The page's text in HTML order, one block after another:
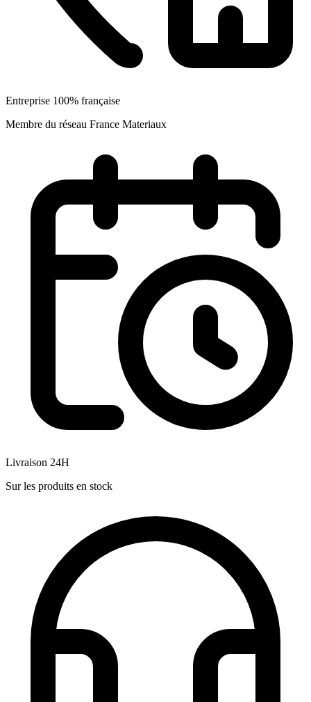
Entreprise 100% française
Membre du réseau France Materiaux
Livraison 24H
Sur les produits en stock